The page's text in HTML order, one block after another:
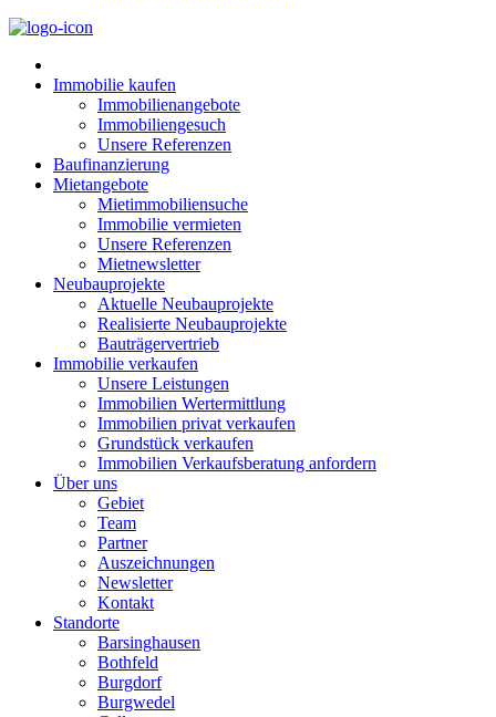
Immobilie kaufen
Immobilienangebote
Immobiliengesuch
Unsere Referenzen
Baufinanzierung
Mietangebote
Mietimmobiliensuche
Immobilie vermieten
Unsere Referenzen
Mietnewsletter
Neubauprojekte
Aktuelle Neubauprojekte
Realisierte Neubauprojekte
Bauträgervertrieb
Immobilie verkaufen
Unsere Leistungen
Immobilien Wertermittlung
Immobilien privat verkaufen
Grundstück verkaufen
Immobilien Verkaufsberatung anfordern
Über uns
Gebiet
Team
Partner
Auszeichnungen
Newsletter
Kontakt
Standorte
Barsinghausen
Bothfeld
Burgdorf
Burgwedel